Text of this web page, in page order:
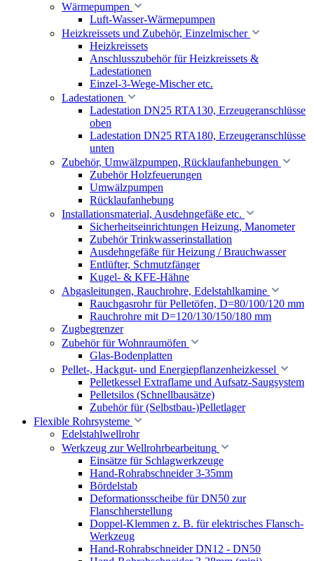
Wärmepumpen
Luft-Wasser-Wärmepumpen
Heizkreissets und Zubehör, Einzelmischer
Heizkreissets
Anschlusszubehör für Heizkreissets &
Ladestationen
Einzel-3-Wege-Mischer etc.
Ladestationen
Ladestation DN25 RTA130, Erzeugeranschlüsse
oben
Ladestation DN25 RTA180, Erzeugeranschlüsse
unten
Zubehör, Umwälzpumpen, Rücklaufanhebungen
Zubehör Holzfeuerungen
Umwälzpumpen
Rücklaufanhebung
Installationsmaterial, Ausdehngefäße etc.
Sicherheitseinrichtungen Heizung, Manometer
Zubehör Trinkwasserinstallation
Ausdehngefäße für Heizung / Brauchwasser
Entlüfter, Schmutzfänger
Kugel- & KFE-Hähne
Abgasleitungen, Rauchrohre, Edelstahlkamine
Rauchgasrohr für Pelletöfen, D=80/100/120 mm
Rauchrohre mit D=120/130/150/180 mm
Zugbegrenzer
Zubehör für Wohnraumöfen
Glas-Bodenplatten
Pellet-, Hackgut- und Energiepflanzenheizkessel
Pelletkessel Extraflame und Aufsatz-Saugsystem
Pelletsilos (Schnellbausätze)
Zubehör für (Selbstbau-)Pelletlager
Flexible Rohrsysteme
Edelstahlwellrohr
Werkzeug zur Wellrohrbearbeitung
Einsätze für Schlagwerkzeuge
Hand-Rohrabschneider 3-35mm
Bördelstab
Deformationsscheibe für DN50 zur
Flanschherstellung
Doppel-Klemmen z. B. für elektrisches Flansch-
Werkzeug
Hand-Rohrabschneider DN12 - DN50